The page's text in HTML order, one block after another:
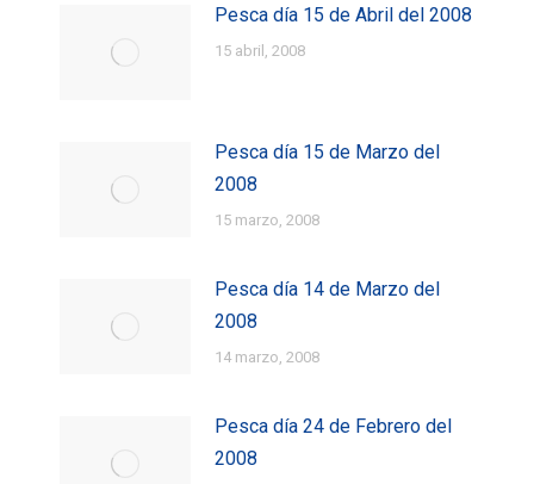
Pesca día 15 de Abril del 2008
15 abril, 2008
Pesca día 15 de Marzo del
2008
15 marzo, 2008
Pesca día 14 de Marzo del
2008
14 marzo, 2008
Pesca día 24 de Febrero del
2008